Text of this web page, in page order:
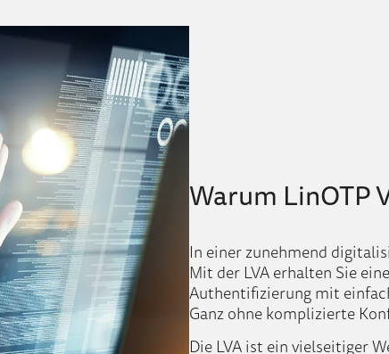
Warum LinOTP
In einer zunehmend
Mit der LVA erhalten Sie
Authentifizierung mit
Ganz ohne komplizierte
Die LVA ist ein vielseitiger